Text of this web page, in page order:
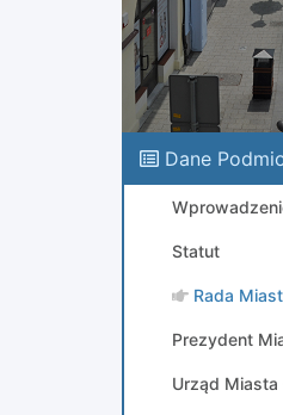
Dane
Statut
Rada
Prezydent
Urząd